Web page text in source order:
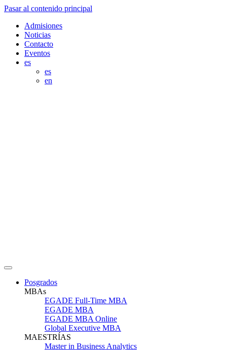
Pasar al contenido principal
Admisiones
Noticias
Contacto
Eventos
es
es
en
Posgrados
MBAs
EGADE Full-Time MBA
EGADE MBA
EGADE MBA Online
Global Executive MBA
MAESTRÍAS
Master in Business Analytics